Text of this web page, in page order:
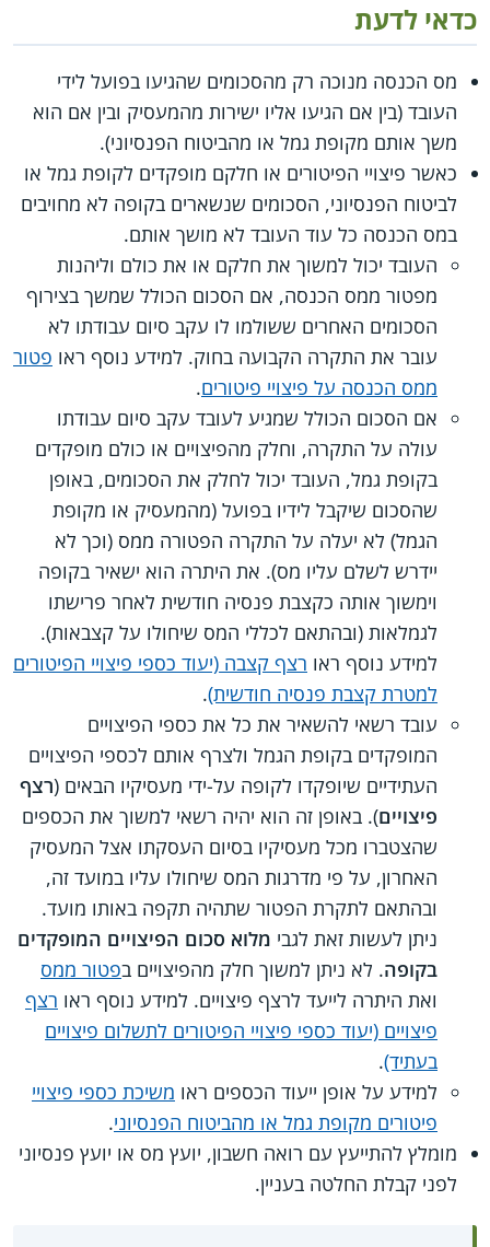
כדאי לדעת
מס הכנסה מנוכה רק מהסכומים שהגיעו בפועל לידי
העובד (בין אם הגיעו אליו ישירות מהמעסיק ובין אם הוא
משך אותם מקופת גמל או מהביטוח הפנסיוני).
כאשר פיצויי הפיטורים או חלקם מופקדים לקופת גמל או
לביטוח הפנסיוני, הסכומים שנשארים בקופה לא מחויבים
במס הכנסה כל עוד העובד לא מושך אותם.
העובד יכול למשוך את חלקם או את כולם וליהנות
מפטור ממס הכנסה, אם הסכום הכולל שמשך בצירוף
הסכומים האחרים ששולמו לו עקב סיום עבודתו לא
עובר את התקרה הקבועה בחוק. למידע נוסף ראו פטור
ממס הכנסה על פיצויי פיטורים.
אם הסכום הכולל שמגיע לעובד עקב סיום עבודתו
עולה על התקרה, וחלק מהפיצויים או כולם מופקדים
בקופת גמל, העובד יכול לחלק את הסכומים, באופן
שהסכום שיקבל לידיו בפועל (מהמעסיק או מקופת
הגמל) לא יעלה על התקרה הפטורה ממס (וכך לא
יידרש לשלם עליו מס). את היתרה הוא ישאיר בקופה
וימשוך אותה כקצבת פנסיה חודשית לאחר פרישתו
לגמלאות (ובהתאם לכללי המס שיחולו על קצבאות).
למידע נוסף ראו רצף קצבה (יעוד כספי פיצויי הפיטורים
למטרת קצבת פנסיה חודשית).
עובד רשאי להשאיר את כל את כספי הפיצויים
המופקדים בקופת הגמל ולצרף אותם לכספי הפיצויים
העתידיים שיופקדו לקופה על-ידי מעסיקיו הבאים (רצף
פיצויים). באופן זה הוא יהיה רשאי למשוך את הכספים
שהצטברו מכל מעסיקיו בסיום העסקתו אצל המעסיק
האחרון, על פי מדרגות המס שיחולו עליו במועד זה,
ובהתאם לתקרת הפטור שתהיה תקפה באותו מועד.
ניתן לעשות זאת לגבי מלוא סכום הפיצויים המופקדים
בקופה. לא ניתן למשוך חלק מהפיצויים בפטור ממס
ואת היתרה לייעד לרצף פיצויים. למידע נוסף ראו רצף
פיצויים (יעוד כספי פיצויי הפיטורים לתשלום פיצויים
בעתיד).
למידע על אופן ייעוד הכספים ראו משיכת כספי פיצויי
פיטורים מקופת גמל או מהביטוח הפנסיוני.
מומלץ להתייעץ עם רואה חשבון, יועץ מס או יועץ פנסיוני
לפני קבלת החלטה בעניין.